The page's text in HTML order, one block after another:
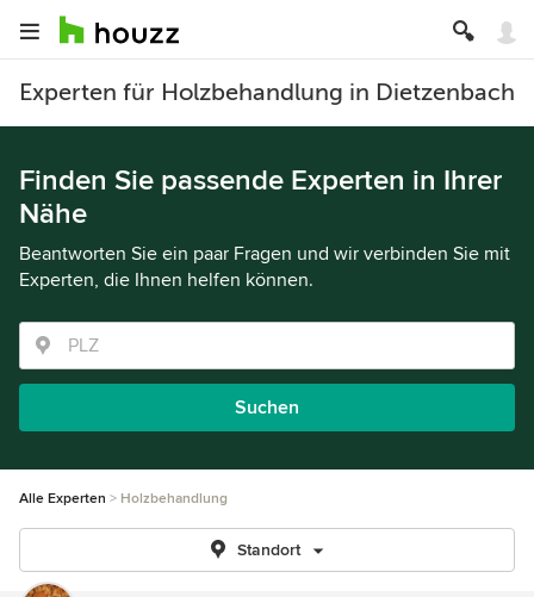
Experten für Holzbehandlung in Dietzenbach
Finden Sie passende Experten in Ihrer
Nähe
Beantworten Sie ein paar Fragen und wir verbinden Sie mit
Experten, die Ihnen helfen können.
Suchen
Alle Experten Holzbehandlung
Standort